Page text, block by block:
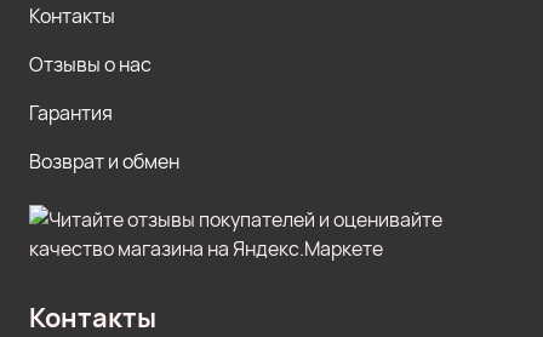
Контакты
Отзывы о нас
Гарантия
Возврат и обмен
Контакты